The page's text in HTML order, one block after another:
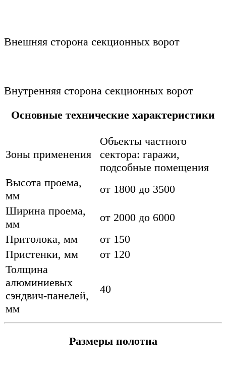
Внешняя сторона секционных ворот
Внутренняя сторона секционных ворот
Основные технические характеристики
Зоны применения
Объекты частного
сектора: гаражи,
подсобные помещения
Высота проема,
мм
от 1800 до 3500
Ширина проема,
мм
от 2000 до 6000
Притолока, мм
от 150
Пристенки, мм
от 120
Толщина
алюминиевых
сэндвич-панелей,
мм
40
Размеры полотна